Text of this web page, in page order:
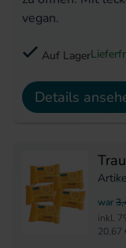
vegan.
Auf Lager
Details
war
inkl.
20,67